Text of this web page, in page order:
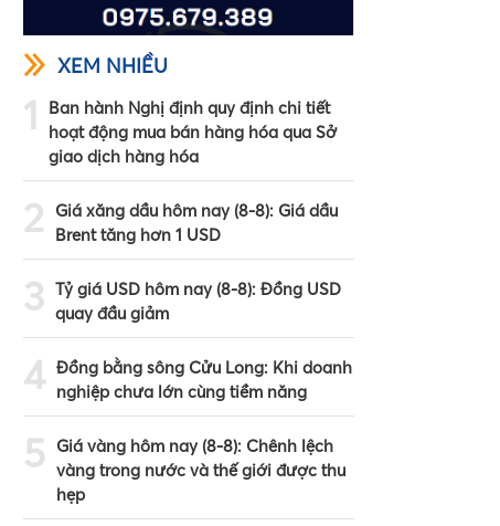
XEM NHIỀU
1
Ban hành Nghị định quy định chi tiết
hoạt động mua bán hàng hóa qua Sở
giao dịch hàng hóa
2
Giá xăng dầu hôm nay (8-8): Giá dầu
Brent tăng hơn 1 USD
3 Tỷ giá USD hôm nay (8-8): Đồng USD
quay đầu giảm
4 Đồng bằng sông Cửu Long: Khi doanh
nghiệp chưa lớn cùng tiềm năng
5
Giá vàng hôm nay (8-8): Chênh lệch
vàng trong nước và thế giới được thu
hẹp